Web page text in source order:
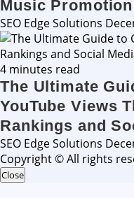
Music
SEO Edge Solutions
4 minutes read
The Ultimate
YouTube Views
Rankings and
SEO Edge Solutions
Copyright © All rights
Close